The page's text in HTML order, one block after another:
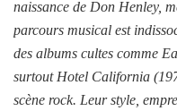
naissance de Don Henley,
parcours musical est
des albums cultes comme
surtout Hotel California
scène rock. Leur style,